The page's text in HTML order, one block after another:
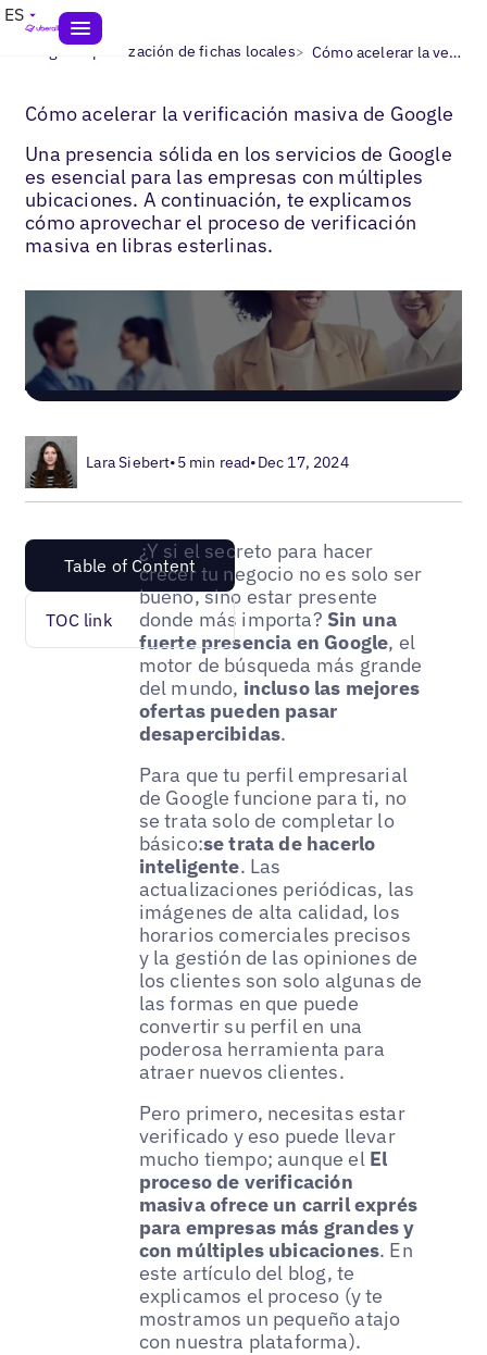
ES
Blogs> Optimización de fichas locales> Cómo acelerar la verificación masiva de Google
Cómo acelerar la verificación masiva de Google
Una presencia sólida en los servicios de Google
es esencial para las empresas con múltiples
ubicaciones. A continuación, te explicamos
cómo aprovechar el proceso de verificación
masiva en libras esterlinas.
Lara Siebert•5 min read•Dec 17, 2024
Table of Content
TOC link
¿Y si el secreto para hacer
crecer tu negocio no es solo ser
bueno, sino estar presente
donde más importa? Sin una
fuerte presencia en Google, el
motor de búsqueda más grande
del mundo, incluso las mejores
ofertas pueden pasar
desapercibidas.
Para que tu perfil empresarial
de Google funcione para ti, no
se trata solo de completar lo
básico:se trata de hacerlo
inteligente. Las
actualizaciones periódicas, las
imágenes de alta calidad, los
horarios comerciales precisos
y la gestión de las opiniones de
los clientes son solo algunas de
las formas en que puede
convertir su perfil en una
poderosa herramienta para
atraer nuevos clientes.
Pero primero, necesitas estar
verificado y eso puede llevar
mucho tiempo; aunque el El
proceso de verificación
masiva ofrece un carril exprés
para empresas más grandes y
con múltiples ubicaciones. En
este artículo del blog, te
explicamos el proceso (y te
mostramos un pequeño atajo
con nuestra plataforma).